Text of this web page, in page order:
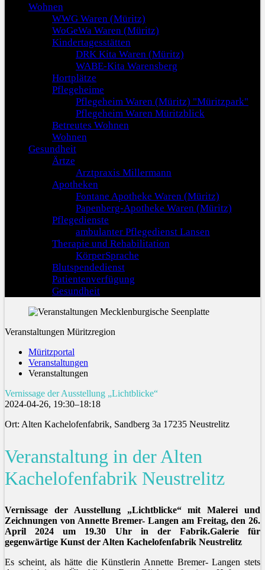
Wohnen
WWG Waren (Müritz)
WoGeWa Waren (Müritz)
Kindertagesstätten
DRK Kita Waren (Müritz)
WABE-Kita Warensberg
Hortplätze
Pflegeheime
Pflegeheim Waren (Müritz) "Müritzpark"
Pflegeheim Waren Müritzblick
Betreutes Wohnen
Wohnen
Gesundheit
Ärtze
Arztpraxis Millermann
Apotheken
Fontane Apotheke Waren (Müritz)
Papenberg-Apotheke Waren (Müritz)
Pflegedienste
ambulanter Pflegedienst Lansen
Therapie und Rehabilitation
KörperSprache
Blutspendedienst
Patientenverfügung
Gesundheit
Veranstaltungen Müritzregion
Müritzportal
Veranstaltungen
Veranstaltungen
Vernissage der Ausstellung „Lichtblicke“
2024-04-26, 19:30–18:18
Ort: Alten Kachelofenfabrik, Sandberg 3a 17235 Neustrelitz
Veranstaltung in der Alten
Kachelofenfabrik Neustrelitz
Vernissage der Ausstellung „Lichtblicke“ mit Malerei und
Zeichnungen von Annette Bremer- Langen am Freitag, den 26.
April 2024 um 19.30 Uhr in der Fabrik.Galerie für
gegenwärtige Kunst der Alten Kachelofenfabrik Neustrelitz
Es scheint, als hätte die Künstlerin Annette Bremer- Langen stets